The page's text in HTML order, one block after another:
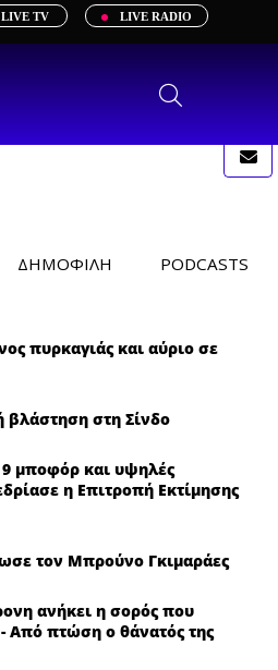
LIVE TV LIVE RADIO
ΔΗΜΟΦΙΛH PODCASTS
πυρκαγιάς και αύριο σε
βλάστηση στη Σίνδο
9 μποφόρ και υψηλές
η Επιτροπή Εκτίμησης
τον Μπρούνο Γκιμαράες
ανήκει η σορός που
Από πτώση ο θάνατός της